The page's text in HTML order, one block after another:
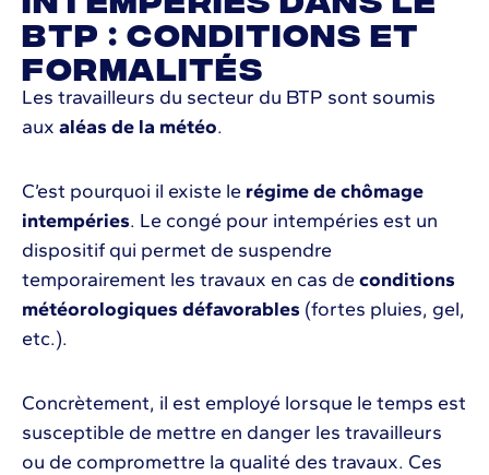
BTP : conditions et
formalités
Les travailleurs du secteur du BTP sont soumis
aux aléas de la météo.
C’est pourquoi il existe le régime de chômage
intempéries. Le congé pour intempéries est un
dispositif qui permet de suspendre
temporairement les travaux en cas de conditions
météorologiques défavorables (fortes pluies, gel,
etc.).
Concrètement, il est employé lorsque le temps est
susceptible de mettre en danger les travailleurs
ou de compromettre la qualité des travaux. Ces